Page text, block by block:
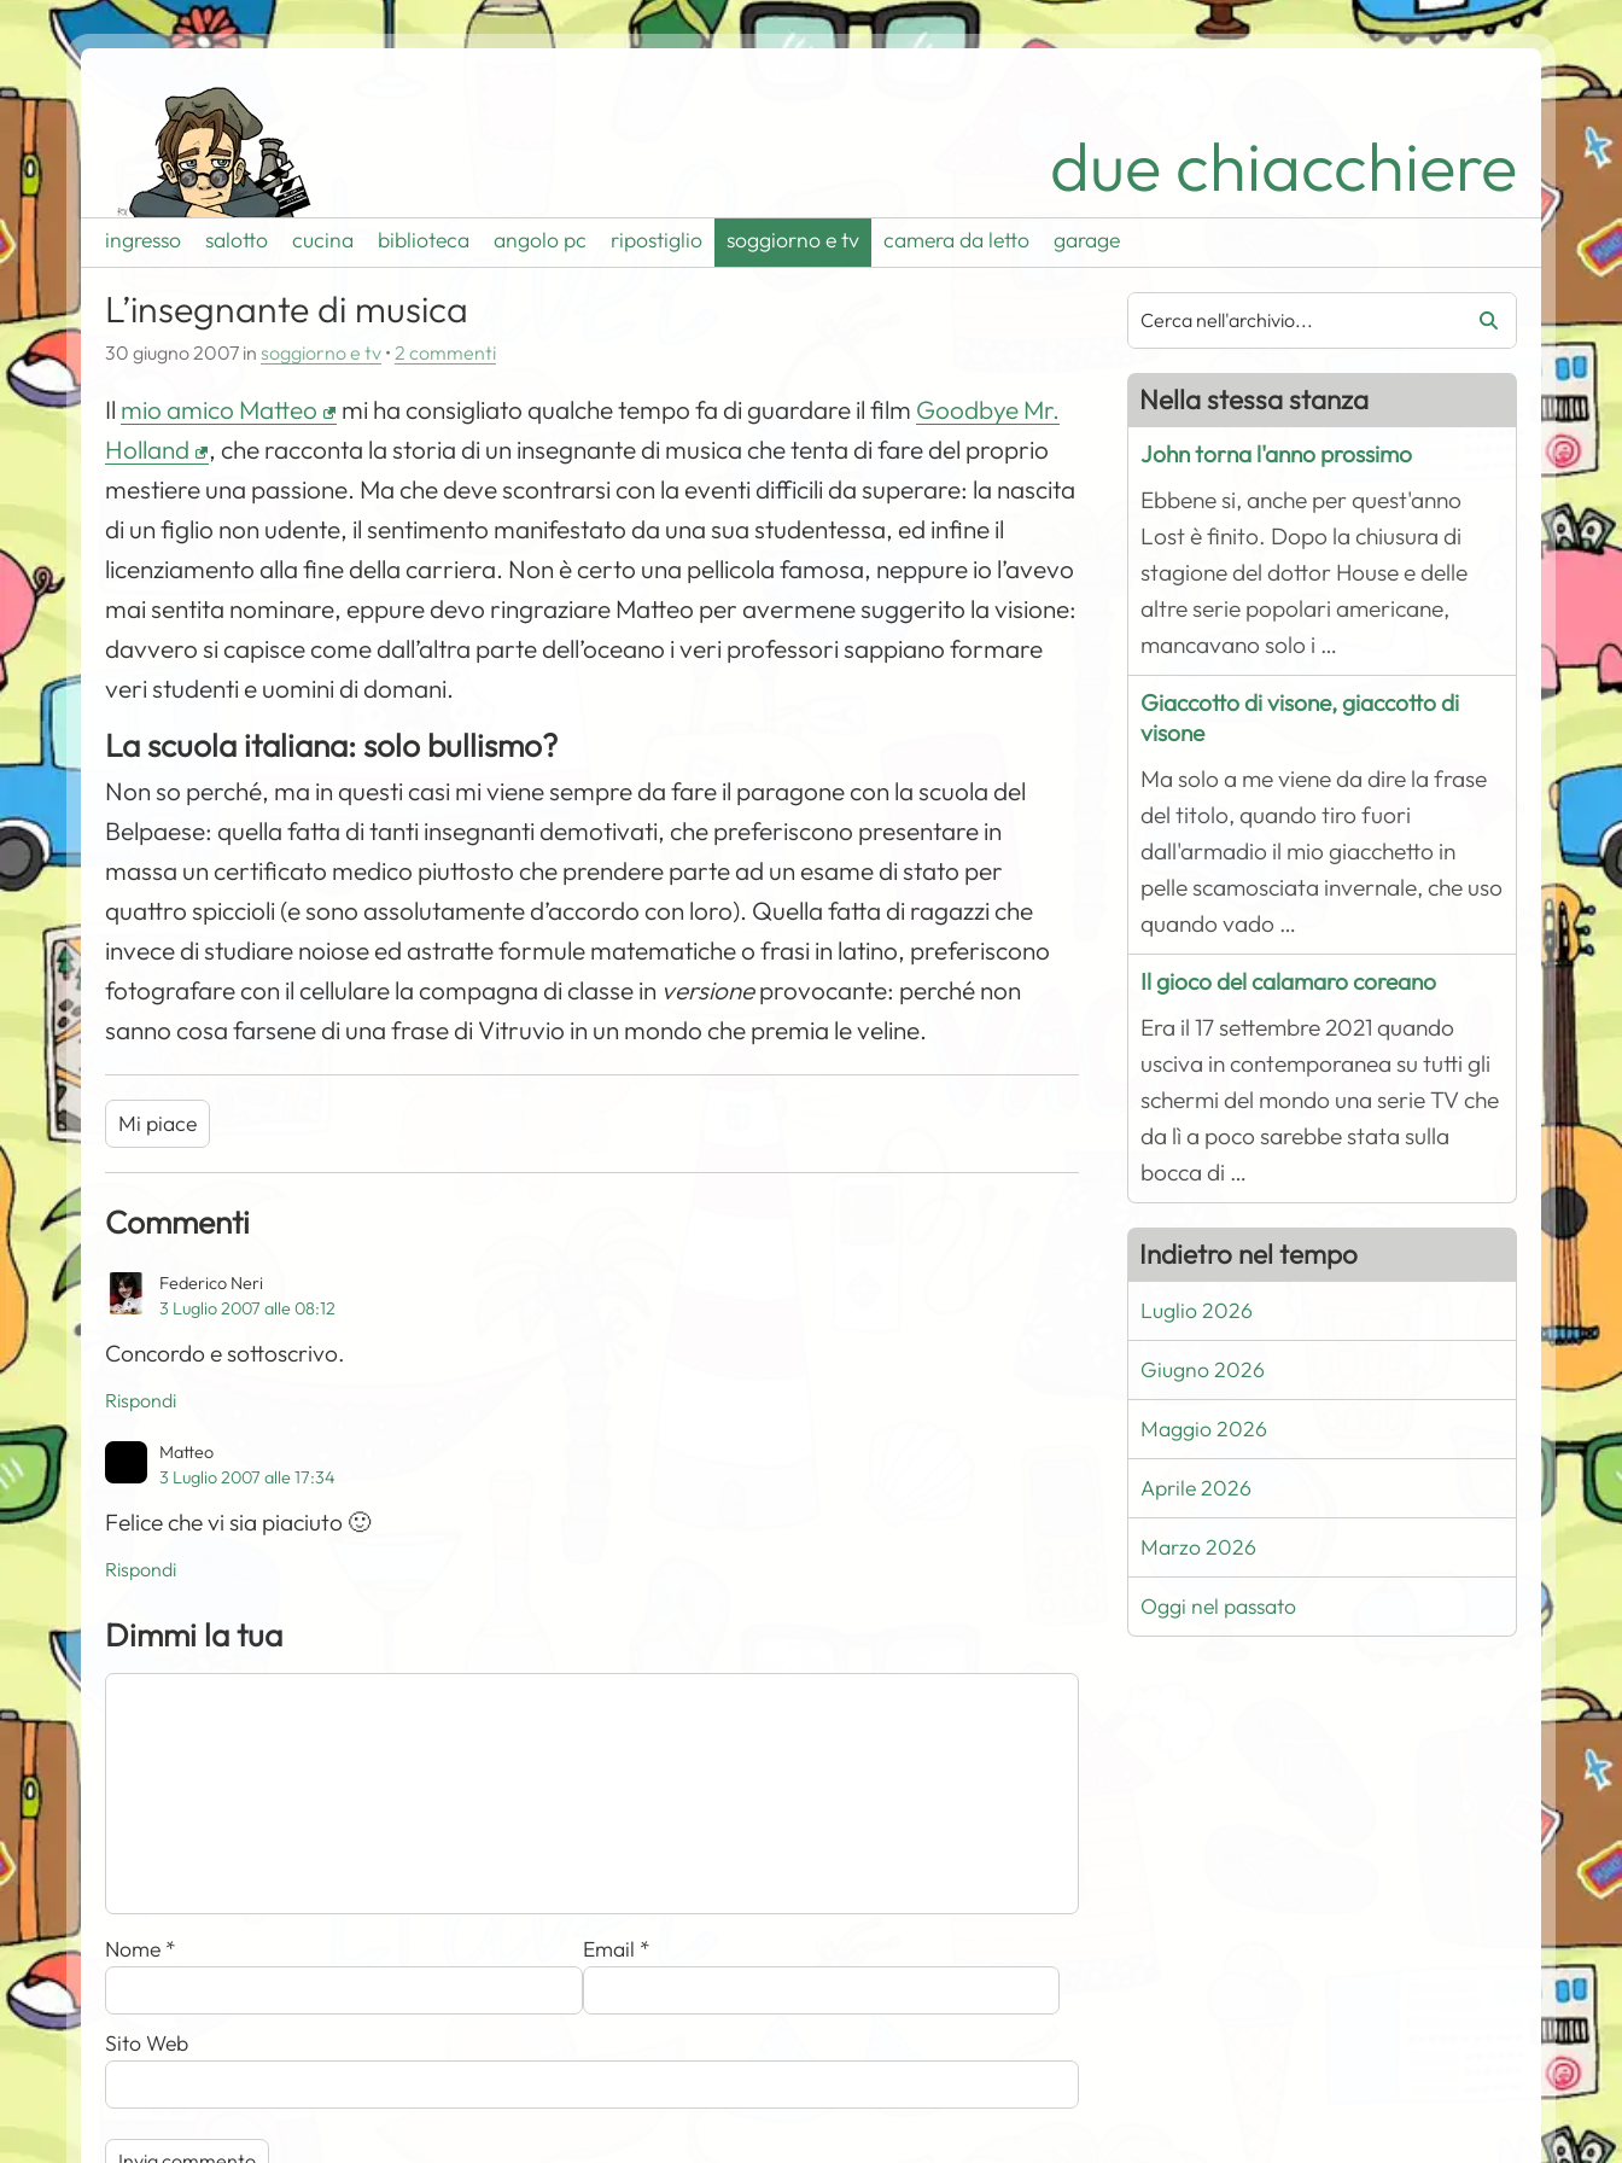
due chiacchiere
ingresso salotto cucina biblioteca angolo pc ripostiglio soggiorno e tv camera da letto garage
L’insegnante di musica
30 giugno 2007 insoggiorno e tv • 2 commenti
Il mio amico Matteo mi ha consigliato qualche tempo fa di guardare il film Goodbye Mr.
Holland
, che racconta la storia di un insegnante di musica che tenta di fare del proprio
mestiere una passione. Ma che deve scontrarsi con la eventi difficili da superare: la nascita
di un figlio non udente, il sentimento manifestato da una sua studentessa, ed infine il
licenziamento alla fine della carriera. Non è certo una pellicola famosa, neppure io l’avevo
mai sentita nominare, eppure devo ringraziare Matteo per avermene suggerito la visione:
davvero si capisce come dall’altra parte dell’oceano i veri professori sappiano formare
veri studenti e uomini di domani.
La scuola italiana: solo bullismo?
Non so perché, ma in questi casi mi viene sempre da fare il paragone con la scuola del
Belpaese: quella fatta di tanti insegnanti demotivati, che preferiscono presentare in
massa un certificato medico piuttosto che prendere parte ad un esame di stato per
quattro spiccioli (e sono assolutamente d’accordo con loro). Quella fatta di ragazzi che
invece di studiare noiose ed astratte formule matematiche o frasi in latino, preferiscono
fotografare con il cellulare la compagna di classe in versioneprovocante: perché non
sanno cosa farsene di una frase di Vitruvio in un mondo che premia le veline.
Mi piace
Commenti
Federico Neri
3 Luglio 2007 alle 08:12
Concordo e sottoscrivo.
Rispondi
Matteo
3 Luglio 2007 alle 17:34
Felice che vi sia piaciuto 🙂
Rispondi
Dimmi la tua
Nome * Email *
Sito Web
Nella stessa stanza
John torna l'anno prossimo
Ebbene si, anche per quest'anno
Lost è finito. Dopo la chiusura di
stagione del dottor House e delle
altre serie popolari americane,
mancavano solo i …
Giaccotto di visone, giaccotto di
visone
Ma solo a me viene da dire la frase
del titolo, quando tiro fuori
dall'armadio il mio giacchetto in
pelle scamosciata invernale, che uso
quando vado …
Il gioco del calamaro coreano
Era il 17 settembre 2021 quando
usciva in contemporanea su tutti gli
schermi del mondo una serie TV che
da lì a poco sarebbe stata sulla
bocca di …
Indietro nel tempo
Luglio 2026
Giugno 2026
Maggio 2026
Aprile 2026
Marzo 2026
Oggi nel passato